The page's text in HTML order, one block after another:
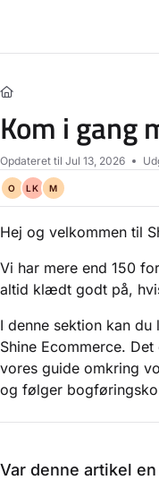
Kom i gang
Opdateret til Jul 13, 2026
O LK M
Hej og velkommen til
Vi har mere end 150
altid klædt godt på,
I denne sektion kan
Shine Ecommerce.
vores guide omkring
og følger
Var denne artikel